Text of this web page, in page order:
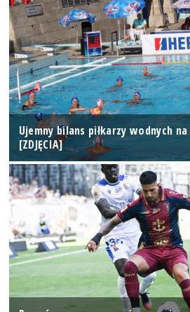
Ujemny bilans piłkarzy wodnych
[ZDJĘCIA]